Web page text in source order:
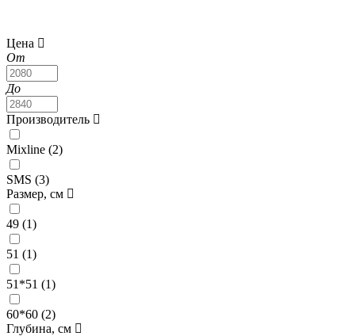
Цена
От
До
Производитель
Mixline (2)
SMS (3)
Размер, см
49 (1)
51 (1)
51*51 (1)
60*60 (2)
Глубина, см